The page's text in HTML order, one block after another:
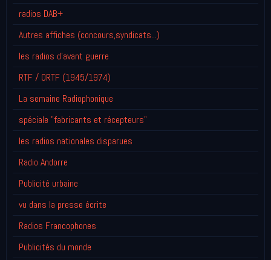
radios DAB+
Autres affiches (concours,syndicats...)
les radios d'avant guerre
RTF / ORTF (1945/1974)
La semaine Radiophonique
spéciale "fabricants et récepteurs"
les radios nationales disparues
Radio Andorre
Publicité urbaine
vu dans la presse écrite
Radios Francophones
Publicités du monde